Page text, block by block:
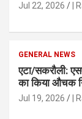
Jul 22, 2026 |
GENERAL NEWS
एटा/सकरौली:
का किया औचक
Jul 19, 2026 |